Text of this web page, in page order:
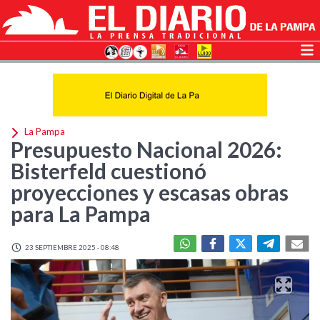
La Pampa
Presupuesto Nacional 2026:
Bisterfeld cuestionó
proyecciones y escasas obras
para La Pampa
23 SEPTIEMBRE 2025 - 08:48